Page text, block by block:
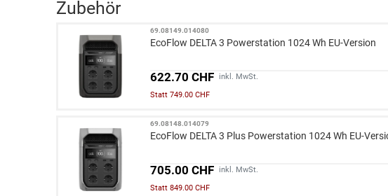
Zubehör
69.08149.014080
EcoFlow DELTA 3 Powerstation 1024 Wh EU-Version
622.70 CHF inkl. MwSt.
Statt 749.00 CHF
69.08148.014079
EcoFlow DELTA 3 Plus Powerstation 1024 Wh EU-
705.00 CHF inkl. MwSt.
Statt 849.00 CHF